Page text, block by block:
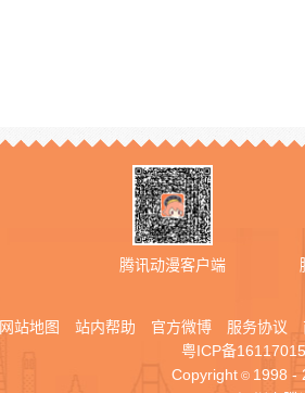
腾讯动漫客户端
网站地图 站内帮助 官方微博 服务协议
粤ICP备
Copyright © 1998 -